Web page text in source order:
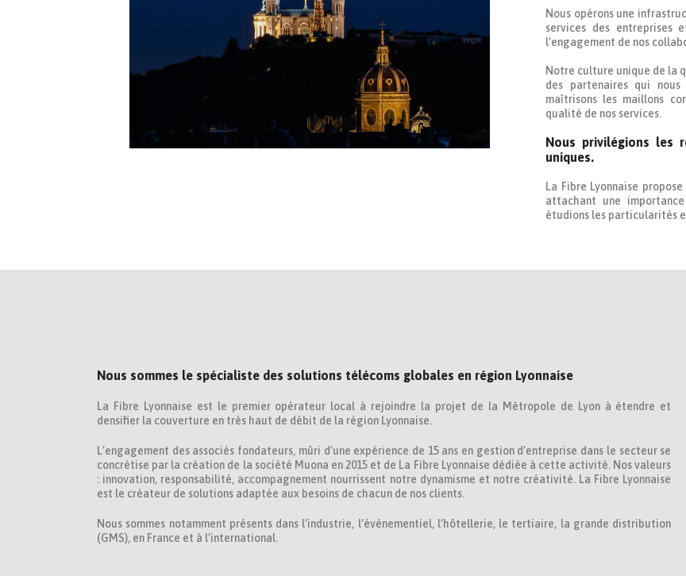
Nous opérons une
services des
l’engagement de nos
Notre culture unique de la
des partenaires qui
maîtrisons les maillons
qualité de nos services.
Nous privilégions les
uniques.
La Fibre Lyonnaise
attachant une
étudions les particularités
Nous sommes le spécialiste des solutions télécoms globales en région Lyonnaise
La Fibre Lyonnaise est le premier opérateur local à rejoindre la projet de la Métropole de Lyon à étendre et
densifier la couverture en très haut de débit de la région Lyonnaise.
L’engagement des associés fondateurs, mûri d’une expérience de 15 ans en gestion d’entreprise dans le secteur se
concrétise par la création de la société Muona en 2015 et de La Fibre Lyonnaise dédiée à cette activité. Nos valeurs
: innovation, responsabilité, accompagnement nourrissent notre dynamisme et notre créativité. La Fibre Lyonnaise
est le créateur de solutions adaptée aux besoins de chacun de nos clients.
Nous sommes notamment présents dans l’industrie, l’événementiel, l’hôtellerie, le tertiaire, la grande distribution
(GMS), en France et à l’international.